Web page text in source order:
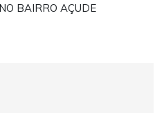
BAIRRO AÇUDE